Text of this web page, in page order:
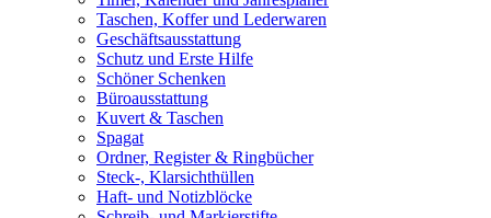
Taschen, Koffer und Lederwaren
Geschäftsausstattung
Schutz und Erste Hilfe
Schöner Schenken
Büroausstattung
Kuvert & Taschen
Spagat
Ordner, Register & Ringbücher
Steck-, Klarsichthüllen
Haft- und Notizblöcke